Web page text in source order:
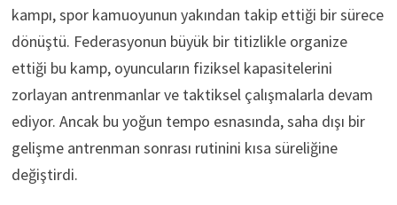
kampı, spor kamuoyunun yakından takip ettiği bir sürece
dönüştü. Federasyonun büyük bir titizlikle organize
ettiği bu kamp, oyuncuların fiziksel kapasitelerini
zorlayan antrenmanlar ve taktiksel çalışmalarla devam
ediyor. Ancak bu yoğun tempo esnasında, saha dışı bir
gelişme antrenman sonrası rutinini kısa süreliğine
değiştirdi.